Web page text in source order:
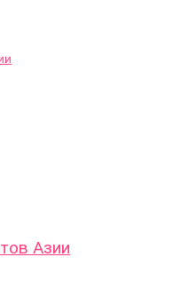
Азии